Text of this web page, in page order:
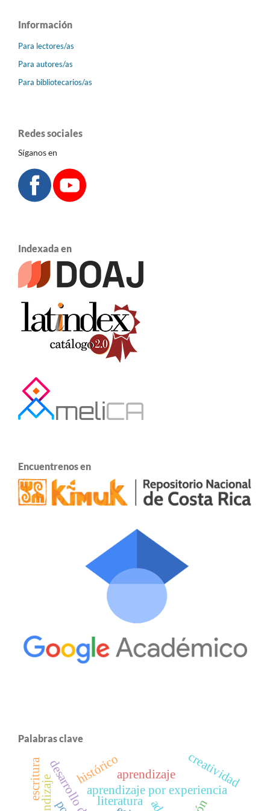
Información
Para lectores/as
Para autores/as
Para bibliotecarios/as
Redes sociales
Síganos en
Indexada en
Encuentrenos en
Palabras clave
aprendizaje por experiencia
históricoaprendizaje creatividad
literatura
escritura